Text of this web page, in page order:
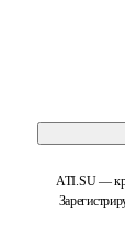
ATI.SU —